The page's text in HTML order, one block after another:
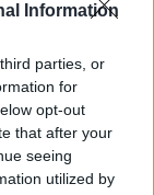
Information
parties, or
for
opt-out
that after your
seeing
utilized by